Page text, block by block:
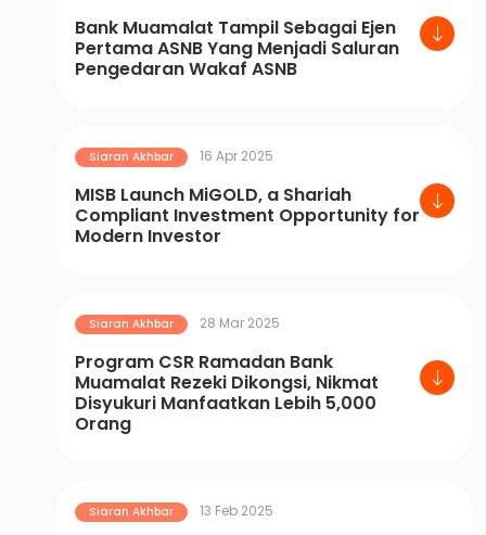
Bank Muamalat Tampil Sebagai Ejen
Pertama ASNB Yang Menjadi Saluran
Pengedaran Wakaf ASNB
Siaran Akhbar 16 Apr 2025
MISB Launch MiGOLD, a Shariah
Compliant Investment Opportunity for
Modern Investor
Siaran Akhbar 28 Mar 2025
Program CSR Ramadan Bank
Muamalat Rezeki Dikongsi, Nikmat
Disyukuri Manfaatkan Lebih 5,000
Orang
Siaran Akhbar 13 Feb 2025